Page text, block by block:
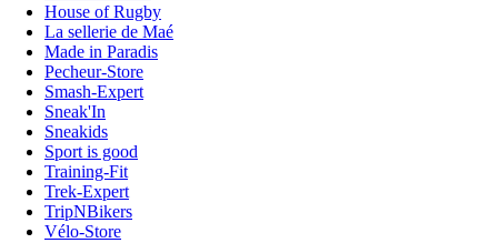
House of Rugby
La sellerie de Maé
Made in Paradis
Pecheur-Store
Smash-Expert
Sneak'In
Sneakids
Sport is good
Training-Fit
Trek-Expert
TripNBikers
Vélo-Store